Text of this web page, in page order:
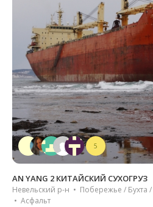
5
AN YANG 2 КИТАЙСКИЙ СУХОГРУЗ
Невельский р-н • Побережье /
• Асфальт